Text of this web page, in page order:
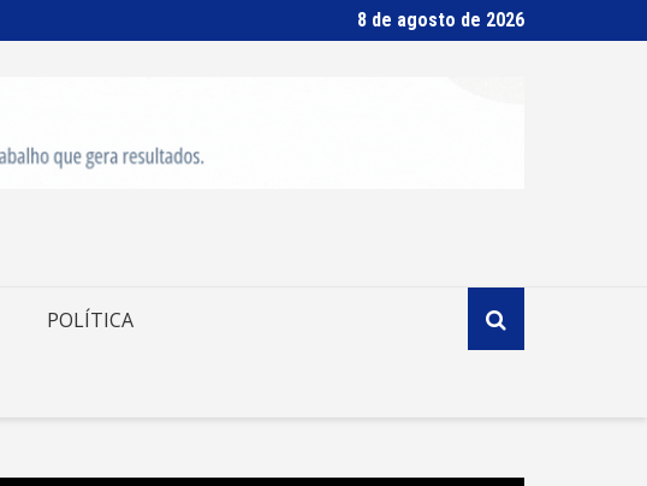
8 de agosto de 2026
POLÍTICA